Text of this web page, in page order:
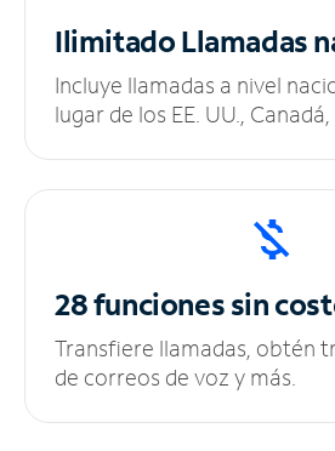
IlimitadoLlamadas
Incluye llamadas a nivel
lugar de los EE. UU.,
28 funciones sin
Transfiere llamadas, obtén
de correos de voz y más.